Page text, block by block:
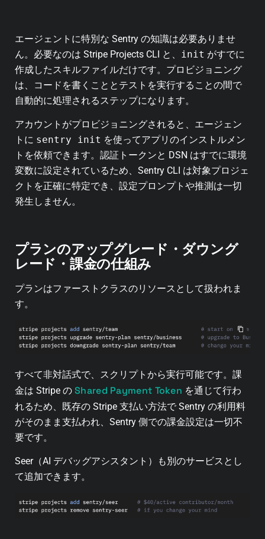
エージェントに特別な Sentry の知識は必要ありませ
ん。必要なのは Stripe Projects CLI と、
init がすでに
作成したスキルファイルだけです。プロビジョニング
は、コードを書くこととテストを実行することの間で
自動的に処理されるステップになります。
アカウントがプロビジョニングされると、エージェン
トに sentry init を使ってアプリのインストルメン
トを依頼できます。認証トークンと DSN はすでに環境
変数に設定されているため、Sentry CLI は対象プロジェ
クトを正確に特定でき、設定プロンプトや推測は一切
発生しません。
プランのアップグレード・ダウング
レード・課金の仕組み
プランはファーストクラスのリソースとして扱われま
す。
すべて非対話式で、スクリプトから実行可能です。課
金は Stripe の Shared Payment Token を通じて行わ
れるため、既存の Stripe 支払い方法で Sentry の利用料
がそのまま支払われ、Sentry 側での課金設定は一切不
要です。
Seer（AI デバッグアシスタント）も別のサービスとし
て追加できます。